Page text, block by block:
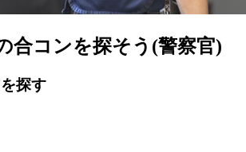
合コンを探そう(警察官)
探す